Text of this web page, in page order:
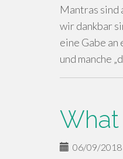
Mantras sind
wir dankbar
eine Gabe an
und manche
What
06/09/2018